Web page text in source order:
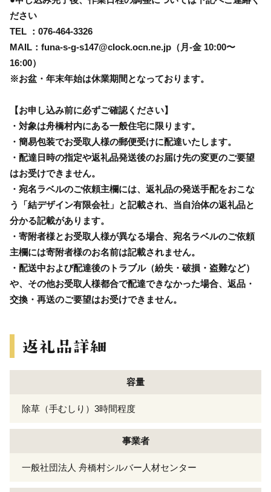
ださい
TEL ：076-464-3326
MAIL：funa-s-g-s147@clock.ocn.ne.jp（月-金 10:00〜
16:00）
※お盆・年末年始は休業期間となっております。
【お申し込み前に必ずご確認ください】
・対象は舟橋村内にある一般住宅に限ります。
・簡易包装でお受取人様の郵便受けに配達いたします。
・配達日時の指定や返礼品発送後のお届け先の変更のご要望
はお受けできません。
・宛名ラベルのご依頼主欄には、返礼品の発送手配をおこな
う「結デザイン有限会社」と記載され、当自治体の返礼品と
分かる記載があります。
・寄附者様とお受取人様が異なる場合、宛名ラベルのご依頼
主欄には寄附者様のお名前は記載されません。
・配送中および配達後のトラブル（紛失・破損・盗難など）
や、その他お受取人様都合で配達できなかった場合、返品・
交換・再送のご要望はお受けできません。
容量
除草（手むしり）3時間程度
事業者
一般社団法人 舟橋村シルバー人材センター